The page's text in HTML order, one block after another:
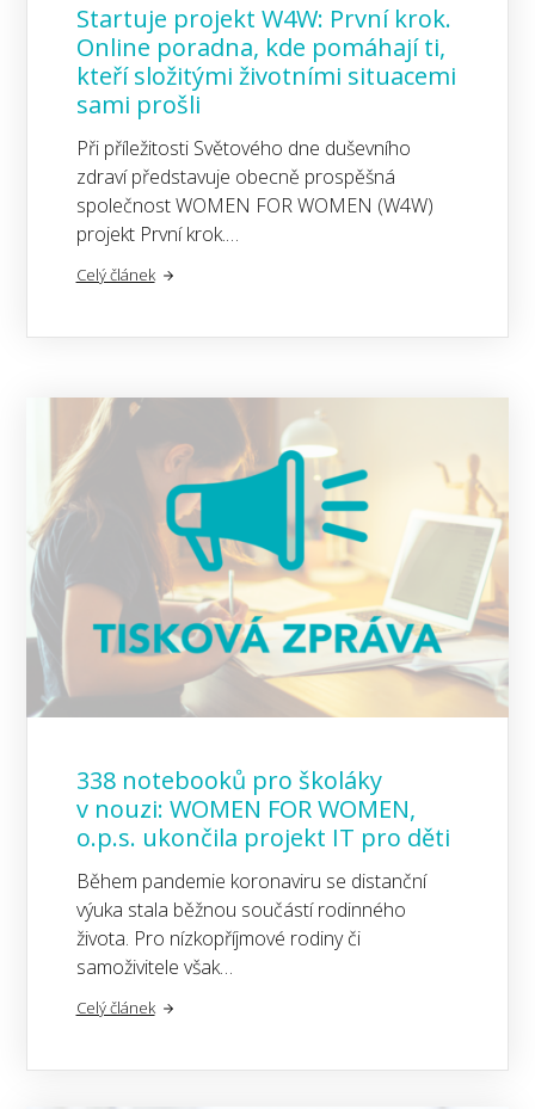
Startuje projekt W4W: První krok.
Online poradna, kde pomáhají ti,
kteří složitými životními situacemi
sami prošli
Při příležitosti Světového dne duševního
zdraví představuje obecně prospěšná
společnost WOMEN FOR WOMEN (W4W)
projekt První krok.…
Celý článek
338 notebooků pro školáky
v nouzi: WOMEN FOR WOMEN,
o.p.s. ukončila projekt IT pro děti
Během pandemie koronaviru se distanční
výuka stala běžnou součástí rodinného
života. Pro nízkopříjmové rodiny či
samoživitele však…
Celý článek